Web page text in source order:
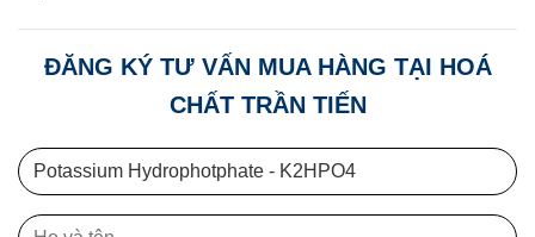
ĐĂNG KÝ TƯ VẤN MUA HÀNG TẠI HOÁ
CHẤT TRẦN TIẾN